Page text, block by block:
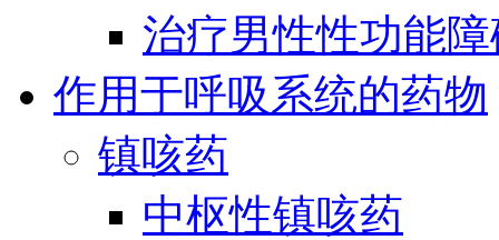
治疗男性性功能
作用于呼吸系统的药物
镇咳药
中枢性镇咳药